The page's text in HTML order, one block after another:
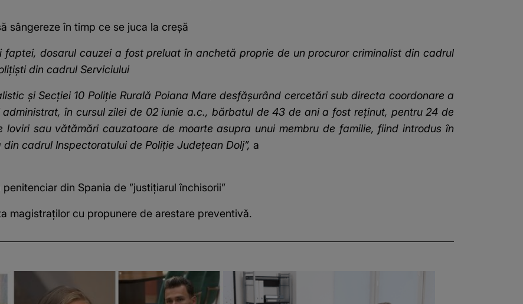
sângereze în timp ce se juca la creșă
faptei, dosarul cauzei a fost preluat în anchetă proprie de un procuror criminalist din cadrul
din cadrul Serviciului
şi Secţiei 10 Poliţie Rurală Poiana Mare desfăşurând cercetări sub directa coordonare a
în cursul zilei de 02 iunie a.c., bărbatul de 43 de ani a fost reţinut, pentru 24 de
sau vătămări cauzatoare de moarte asupra unui membru de familie, fiind introdus în
cadrul Inspectoratului de Poliţie Județean Dolj”, a
din Spania de ”justițiarul închisorii”
magistraților cu propunere de arestare preventivă.